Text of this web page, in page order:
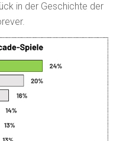
in der Geschichte der